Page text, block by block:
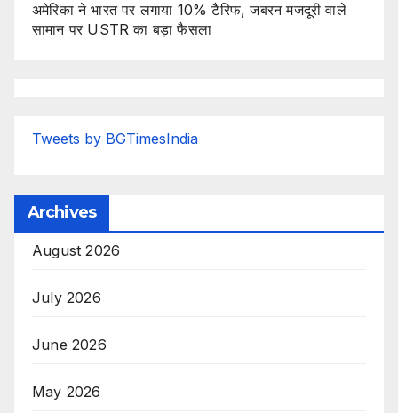
अमेरिका ने भारत पर लगाया 10% टैरिफ, जबरन मजदूरी वाले
सामान पर USTR का बड़ा फैसला
Tweets by BGTimesIndia
Archives
August 2026
July 2026
June 2026
May 2026